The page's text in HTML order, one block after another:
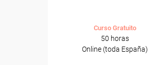
Curso Gratuito
50 horas
Online (toda España)